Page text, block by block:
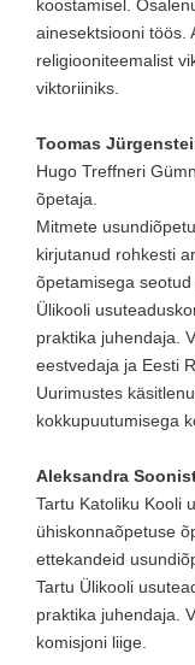
koostamisel.
ainesektsiooni töös.
religiooniteemalist
viktoriiniks.
Toomas
Hugo Treffneri
õpetaja.
Mitmete
kirjutanud rohkesti
õpetamisega
Ülikooli
praktika juhendaja.
eestvedaja ja Eesti
Uurimustes
kokkupuutumisega
Aleksandra
Tartu Katoliku Kooli
ühiskonnaõpetuse
ettekandeid
Tartu Ülikooli
praktika juhendaja.
komisjoni liige.